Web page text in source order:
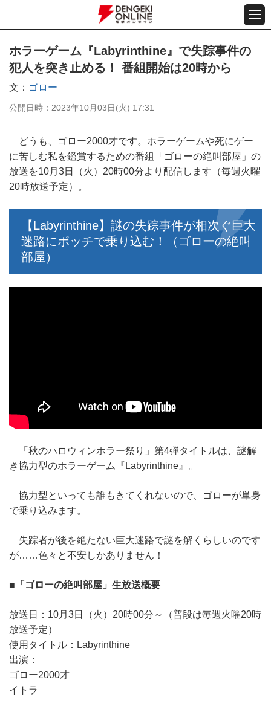
ホラーゲーム『Labyrinthine』で失踪事件の
犯人を突き止める！ 番組開始は20時から
文 ゴロー
公開日時 2023年10月03日(火) 17:31
どうも、ゴロー2000才です。ホラーゲームや死にゲー
に苦しむ私を鑑賞するための番組「ゴローの絶叫部屋」の
放送を10月3日（火）20時00分より配信します（毎週火曜
20時放送予定）。
【Labyrinthine】謎の失踪事件が相次ぐ巨大
迷路にボッチで乗り込む！（ゴローの絶叫
部屋）
「秋のハロウィンホラー祭り」第4弾タイトルは、謎解
き協力型のホラーゲーム『Labyrinthine』。
協力型といっても誰もきてくれないので、ゴローが単身
で乗り込みます。
失踪者が後を絶たない巨大迷路で謎を解くらしいのです
が……色々と不安しかありません！
■「ゴローの絶叫部屋」生放送概要
放送日：10月3日（火）20時00分～（普段は毎週火曜20時
放送予定）
使用タイトル：Labyrinthine
出演：
ゴロー2000才
イトラ